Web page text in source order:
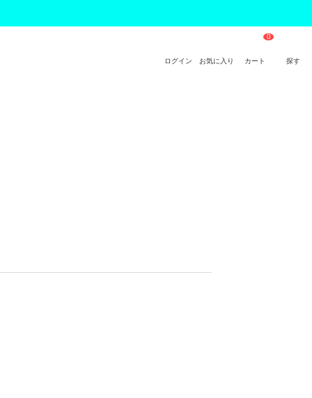
ログイン お気に入り カート 探す